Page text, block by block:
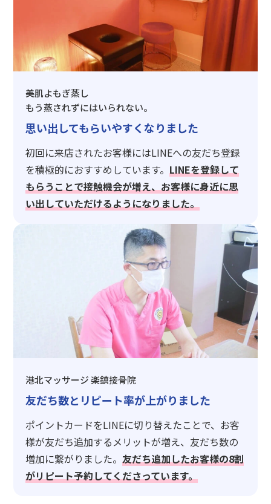
美肌よもぎ蒸し
もう蒸されずにはいられない。
思い出してもらいやすくなりました
初回に来店されたお客様にはLINEへの友だち登録
を積極的におすすめしています。 LINEを登録して
もらうことで接触機会が増え、お客様に身近に思
い出していただけるようになりました。
港北マッサージ 楽鎮接骨院
友だち数とリピート率が上がりました
ポイントカードをLINEに切り替えたことで、お客
様が友だち追加するメリットが増え、友だち数の
増加に繋がりました。友だち追加したお客様の8割
がリピート予約してくださっています。